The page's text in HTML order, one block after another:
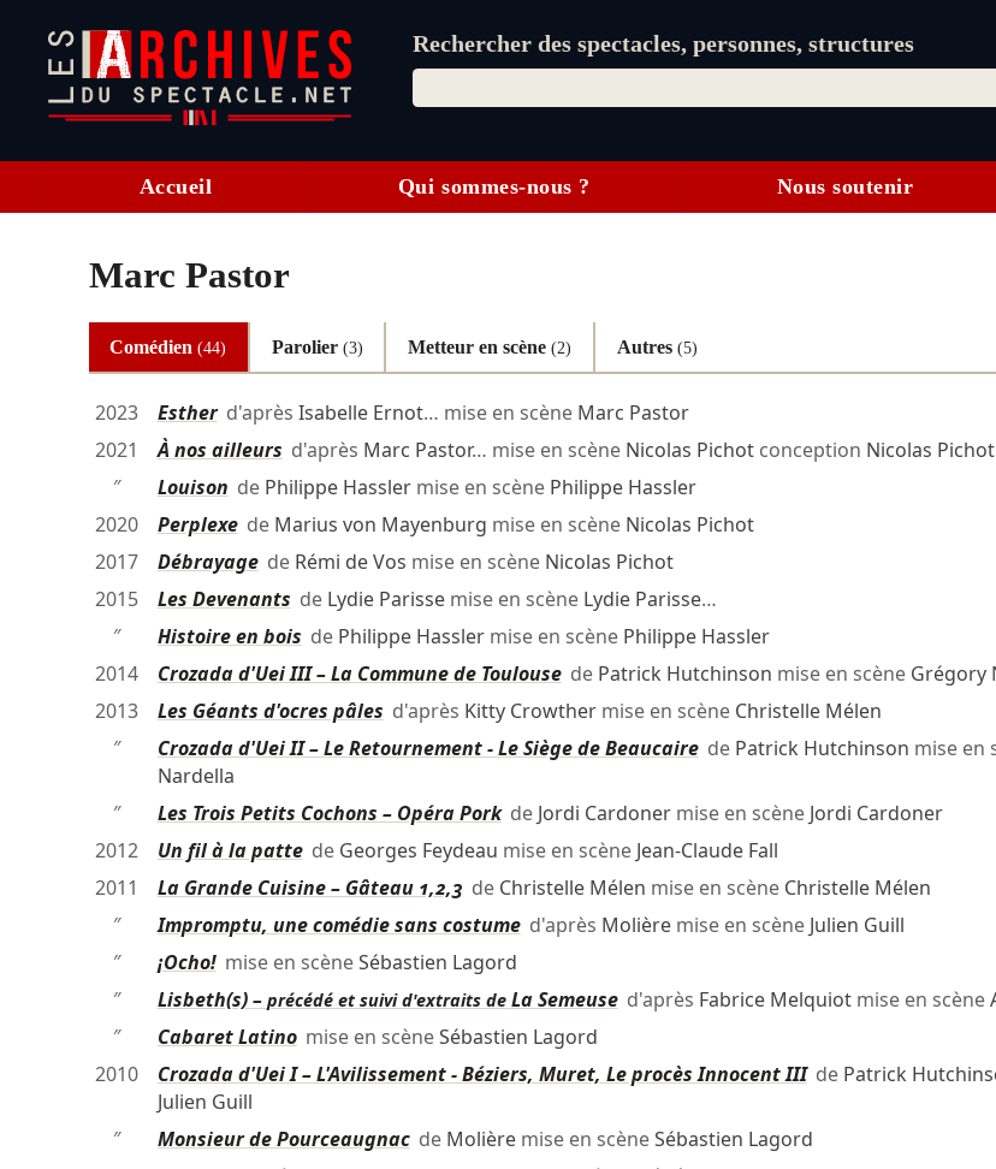
Rechercher des spectacles, personnes, structures
Accueil Qui sommes-nous ? Nous soutenir
Marc Pastor
Comédien(44) Parolier (3) Metteur en scène(2) Autres (5)
2023 Estherd'après Isabelle Ernot… mise en scène Marc Pastor
2021
À nos ailleurs d'après Marc Pastor… mise en scène Nicolas Pichotconception Nicolas Pichot
″
Louison de Philippe Hasslermise en scène Philippe Hassler
2020
Perplexede Marius von Mayenburg mise en scène Nicolas Pichot
2017
Débrayagede Rémi de Vos mise en scène Nicolas Pichot
2015
Les Devenants de Lydie Parissemise en scène Lydie Parisse…
″
Histoire en bois de Philippe Hasslermise en scène Philippe Hassler
2014
Crozada d'Uei III – La Commune de Toulousede Patrick Hutchinson mise en scène Grégory
2013
Les Géants d'ocres pâles d'après Kitty Crowthermise en scène Christelle Mélen
″
Crozada d'Uei II – Le Retournement - Le Siège de Beaucairede Patrick Hutchinson mise en
Nardella
″
Les Trois Petits Cochons – Opéra Porkde Jordi Cardonermise en scène Jordi Cardoner
2012
Un fil à la pattede Georges Feydeau mise en scène Jean-Claude Fall
2011
La Grande Cuisine – Gâteau 1,2,3 de Christelle Mélen mise en scène Christelle Mélen
″
Impromptu, une comédie sans costumed'après Molièremise en scène Julien Guill
″
¡Ocho!mise en scèneSébastien Lagord
″
Lisbeth(s) – précédé et suivi d'extraits deLa Semeused'après Fabrice Melquiotmise en scène
″
Cabaret Latinomise en scèneSébastien Lagord
2010
Crozada d'Uei I – L'Avilissement - Béziers, Muret, Le procès Innocent IIIde Patrick
Julien Guill
″
Monsieur de Pourceaugnacde Molièremise en scèneSébastien Lagord